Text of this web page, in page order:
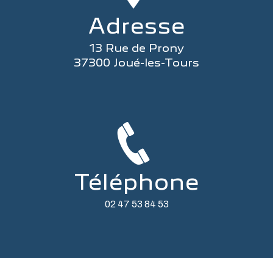
Adresse
13 Rue de Prony
37300 Joué-les-Tours
Téléphone
02 47 53 84 53